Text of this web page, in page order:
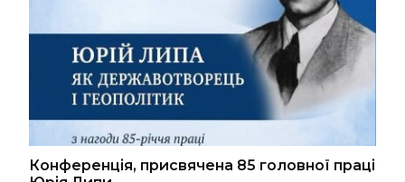
Конференція, присвячена 85 головної праці